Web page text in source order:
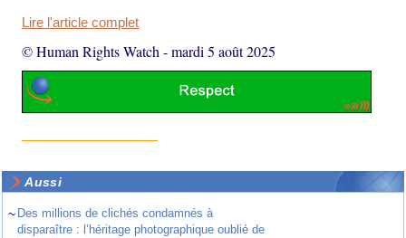
Lire l'article complet
© Human Rights Watch -mardi 5 août 2025
Aussi
~ Des millions de clichés condamnés à
disparaître : l’héritage photographique oublié de